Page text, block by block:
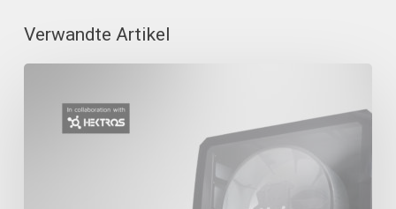
Verwandte Artikel